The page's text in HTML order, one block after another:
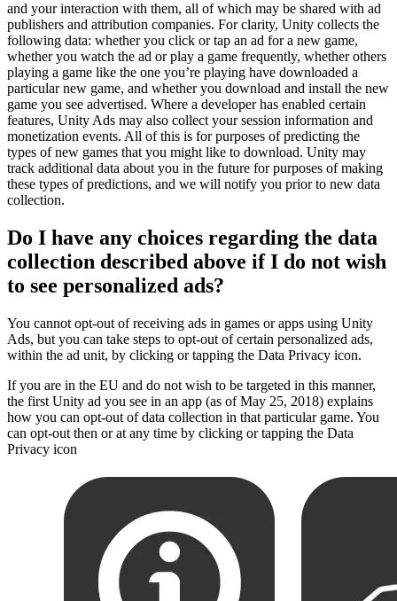
and your interaction with them, all of which may be shared with ad
publishers and attribution companies. For clarity, Unity collects the
following data: whether you click or tap an ad for a new game,
whether you watch the ad or play a game frequently, whether others
playing a game like the one you’re playing have downloaded a
particular new game, and whether you download and install the new
game you see advertised. Where a developer has enabled certain
features, Unity Ads may also collect your session information and
monetization events. All of this is for purposes of predicting the
types of new games that you might like to download. Unity may
track additional data about you in the future for purposes of making
these types of predictions, and we will notify you prior to new data
collection.
Do I have any choices regarding the data
collection described above if I do not wish
to see personalized ads?
You cannot opt-out of receiving ads in games or apps using Unity
Ads, but you can take steps to opt-out of certain personalized ads,
within the ad unit, by clicking or tapping the Data Privacy icon.
If you are in the EU and do not wish to be targeted in this manner,
the first Unity ad you see in an app (as of May 25, 2018) explains
how you can opt-out of data collection in that particular game. You
can opt-out then or at any time by clicking or tapping the Data
Privacy icon